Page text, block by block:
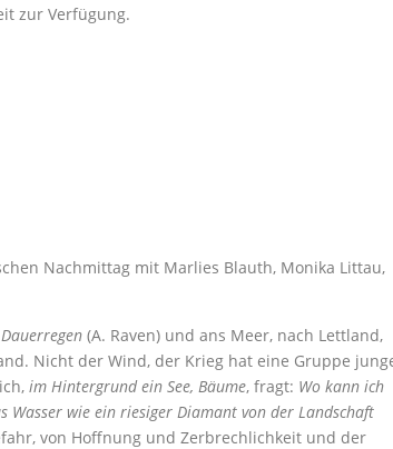
zur Verfügung.
Nachmittag mit Marlies Blauth, Monika Littau,
(A. Raven) und ans Meer, nach Lettland,
Nicht der Wind, der Krieg hat eine Gruppe
im Hintergrund ein See, Bäume, fragt: Wo kann ich
Wasser wie ein riesiger Diamant von der Landschaft
von Hoffnung und Zerbrechlichkeit und der